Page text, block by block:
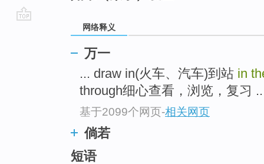
网络释义
万一
... draw in(火车、汽车)到站 in
through细心查看，浏览，复习
基于2099个网页-相关网页
倘若
短语